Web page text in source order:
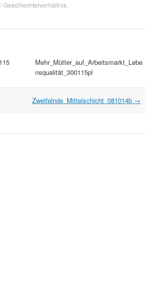
Geschlechterverhältnis
Mehr_Mütter_auf_Arbeitsmarkt_Lebe
nsqualität_300115pl
Zweifelnde_Mittelschicht_081014b →